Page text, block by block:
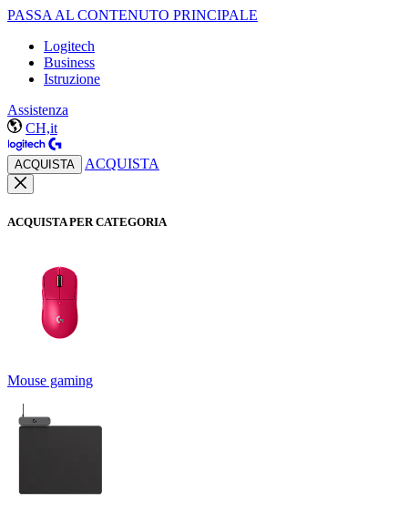
PASSA AL CONTENUTO PRINCIPALE
Logitech
Business
Istruzione
Assistenza
CH,it
ACQUISTA ACQUISTA
ACQUISTA PER CATEGORIA
Mouse gaming